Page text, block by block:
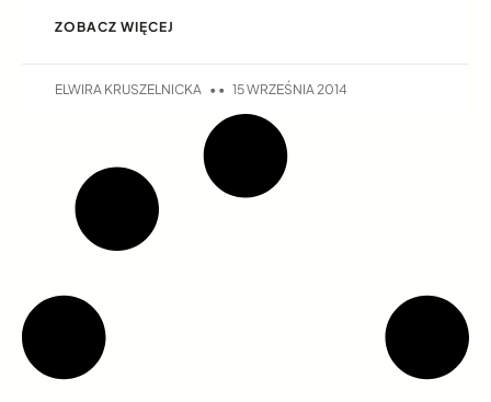
ZOBACZ WIĘCEJ
ELWIRA KRUSZELNICKA 15 WRZEŚNIA 2014